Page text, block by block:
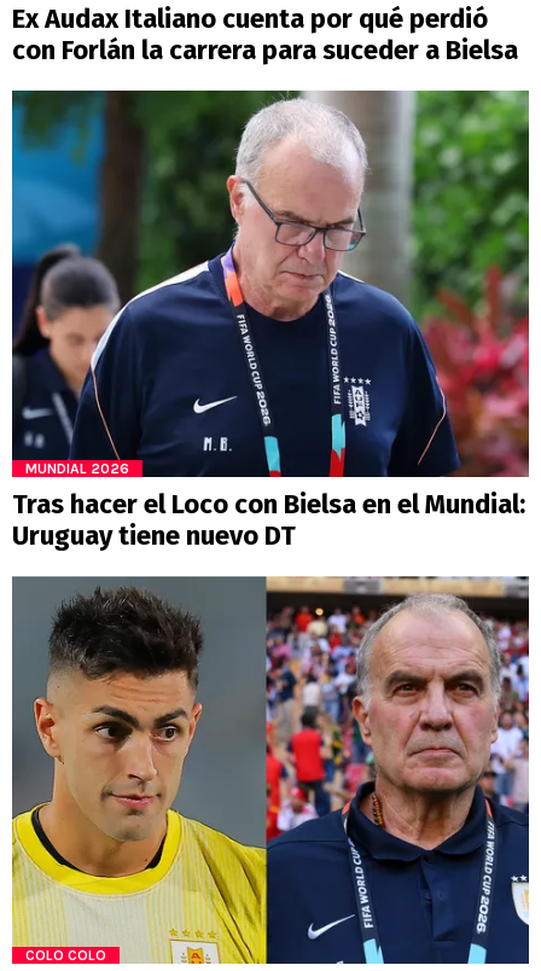
Ex Audax Italiano cuenta por qué perdió
con Forlán la carrera para suceder a Bielsa
MUNDIAL 2026
Tras hacer el Loco con Bielsa en el Mundial:
Uruguay tiene nuevo DT
COLO COLO